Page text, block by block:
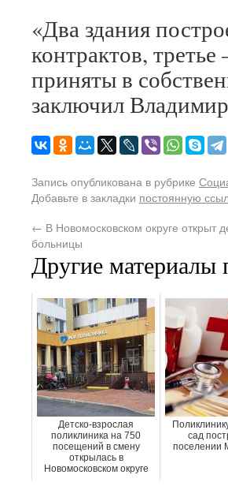
«Два здания
контрактов,
приняты в
заключил
Запись опубликована в рубрике
Добавьте в закладки постоянную
← В Новомосковском округе открыт
больницы
Другие материалы
Детско-взрослая
поликлиника на 750
посещений в смену
открылась в
Новомосковском округе
сад
поселении